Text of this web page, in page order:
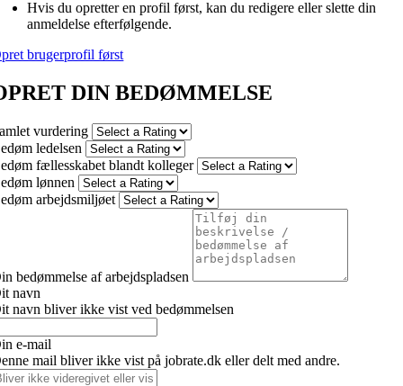
Hvis du opretter en profil først, kan du redigere eller slette din
anmeldelse efterfølgende.
brugerprofil først
DIN BEDØMMELSE
vurdering
ledelsen
fællesskabet blandt kolleger
lønnen
arbejdsmiljøet
bedømmelse af arbejdspladsen
navn
navn bliver ikke vist ved bedømmelsen
e-mail
mail bliver ikke vist på jobrate.dk eller delt med andre.